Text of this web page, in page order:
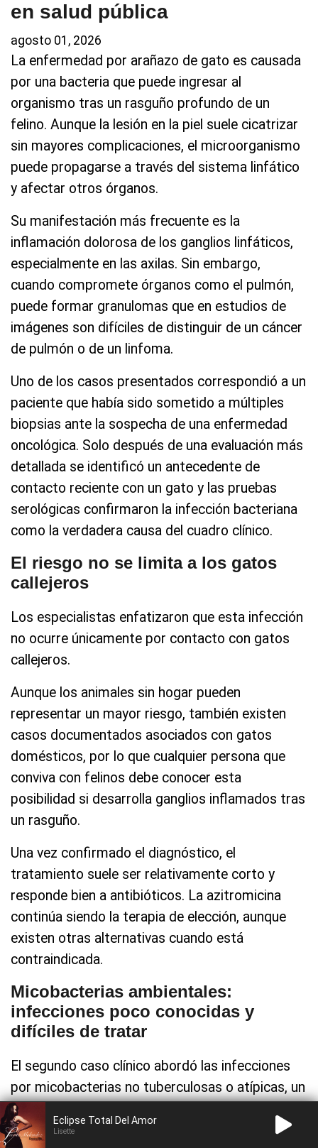
en salud pública
agosto 01, 2026
La enfermedad por arañazo de gato es causada
por una bacteria que puede ingresar al
organismo tras un rasguño profundo de un
felino. Aunque la lesión en la piel suele cicatrizar
sin mayores complicaciones, el microorganismo
puede propagarse a través del sistema linfático
y afectar otros órganos.
Su manifestación más frecuente es la
inflamación dolorosa de los ganglios linfáticos,
especialmente en las axilas. Sin embargo,
cuando compromete órganos como el pulmón,
puede formar granulomas que en estudios de
imágenes son difíciles de distinguir de un cáncer
de pulmón o de un linfoma.
Uno de los casos presentados correspondió a un
paciente que había sido sometido a múltiples
biopsias ante la sospecha de una enfermedad
oncológica. Solo después de una evaluación más
detallada se identificó un antecedente de
contacto reciente con un gato y las pruebas
serológicas confirmaron la infección bacteriana
como la verdadera causa del cuadro clínico.
El riesgo no se limita a los gatos
callejeros
Los especialistas enfatizaron que esta infección
no ocurre únicamente por contacto con gatos
callejeros.
Aunque los animales sin hogar pueden
representar un mayor riesgo, también existen
casos documentados asociados con gatos
domésticos, por lo que cualquier persona que
conviva con felinos debe conocer esta
posibilidad si desarrolla ganglios inflamados tras
un rasguño.
Una vez confirmado el diagnóstico, el
tratamiento suele ser relativamente corto y
responde bien a antibióticos. La azitromicina
continúa siendo la terapia de elección, aunque
existen otras alternativas cuando está
contraindicada.
Micobacterias ambientales:
infecciones poco conocidas y
difíciles de tratar
El segundo caso clínico abordó las infecciones
por micobacterias no tuberculosas o atípicas, un
grupo de bacterias presentes de forma natural
en el agua y el ambiente que difieren de la
Eclipse Total Del Amor
Lisette